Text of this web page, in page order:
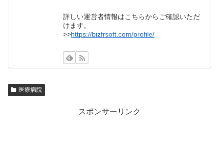
詳しい運営者情報はこちらからご確認いただ
けます。
>>https://bizfrsoft.com/profile/
医療病院
スポンサーリンク